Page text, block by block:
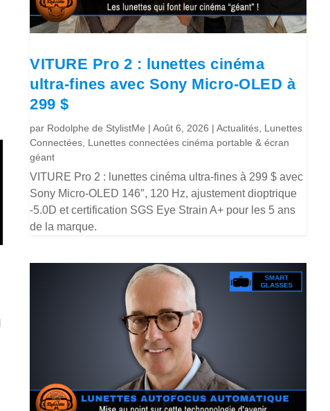
VITURE Pro 2 : lunettes cinéma
ultra-fines avec Sony Micro-OLED à
299 $
par Rodolphe de StylistMe |Août 6, 2026 |Actualités Lunettes
Connectées Lunettes connectées cinéma portable & écran
géant
VITURE Pro 2 : lunettes cinéma ultra-fines à 299 $ avec
Sony Micro-OLED 146″, 120 Hz, ajustement dioptrique
-5.0D et certification SGS Eye Strain A+ pour les 5 ans
de la marque.